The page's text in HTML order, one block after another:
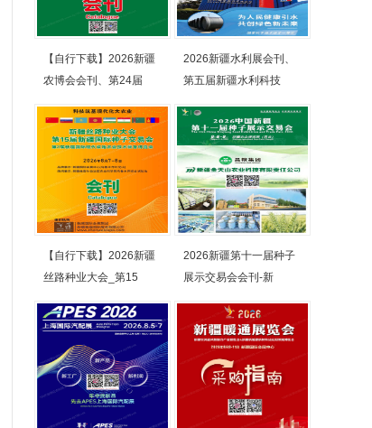
【自行下载】2026新疆
农博会会刊、第24届
2026新疆水利展会刊、
第五届新疆水利科技
【自行下载】2026新疆
丝路种业大会_第15
2026新疆第十一届种子
展示交易会会刊-新